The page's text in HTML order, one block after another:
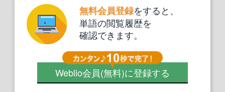
無料会員登録をすると、
単語の閲覧履歴を
確認できます。
Weblio会員(無料)に登録する